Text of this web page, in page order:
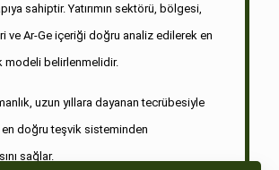
sahiptir. Yatırımın sektörü, bölgesi,
ve Ar-Ge içeriği doğru analiz edilerek en
modeli belirlenmelidir.
uzun yıllara dayanan tecrübesiyle
en doğru teşvik sisteminden
sağlar.